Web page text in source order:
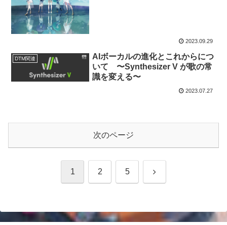
2023.09.29
DTM関連
AIボーカルの進化とこれからにつ
いて 〜Synthesizer V が歌の常
識を変える〜
2023.07.27
次のページ
1 2 5 次